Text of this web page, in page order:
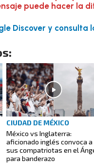
puede hacer la
Discover y consulta
CIUDAD DE MÉXICO
México vs Inglaterra:
aficionado inglés convoca a
sus compatriotas en el
para banderazo